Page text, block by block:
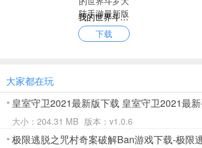
我的世界斗罗大陆APP免费安装_我的世界斗罗大陆手游最新版
下载
大家都在玩
皇室守卫2021最新版下载 皇室守卫2021最
大小：204.31 MB 版本：v1.0.6
极限逃脱之咒村奇案破解Ban游戏下载-极限